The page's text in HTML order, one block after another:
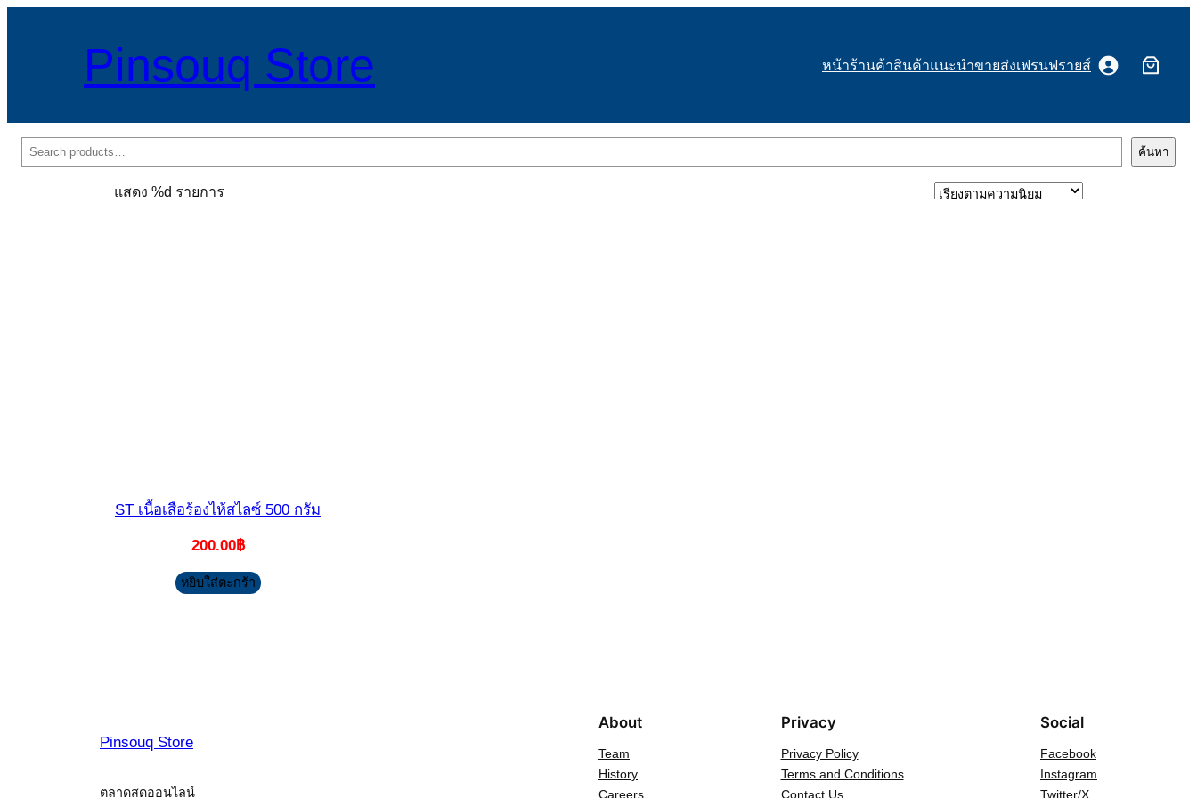
Pinsouq Store หน้าร้านค้าสินค้าแนะนำขายส่งเฟรนฟรายส์
ค้นหา ค้นหา
แสดง %d รายการ
ST เนื้อเสือร้องไห้สไลซ์ 500 กรัม
200.00฿
หยิบใส่ตะกร้า
Pinsouq Store
ตลาดสดออนไลน์
About
Team
History
Careers
Privacy
Privacy Policy
Terms and Conditions
Contact Us
Social
Facebook
Instagram
Twitter/X